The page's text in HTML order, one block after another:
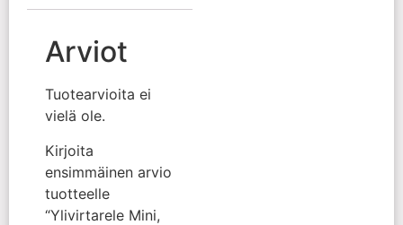
Arviot
Tuotearvioita ei
vielä ole.
Kirjoita
ensimmäinen arvio
tuotteelle
“Ylivirtarele Mini,